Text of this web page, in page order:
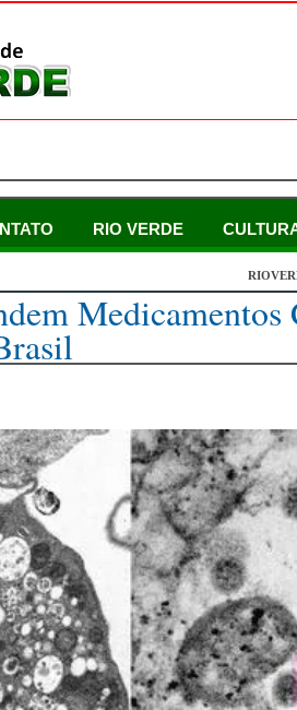
RIO VERDE